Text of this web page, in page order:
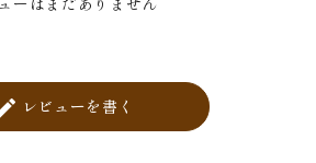
レビューを書く